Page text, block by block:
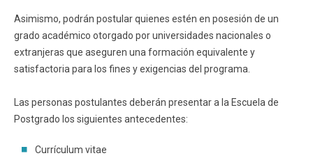
Funcionarios Egresados
Asimismo, podrán postular quienes estén en posesión de un
grado académico otorgado por universidades nacionales o
extranjeras que aseguren una formación equivalente y
satisfactoria para los fines y exigencias del programa.
Las personas postulantes deberán presentar a la Escuela de
Postgrado los siguientes antecedentes:
Currículum vitae